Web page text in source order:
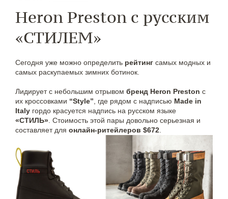
Heron Preston с русским
«СТИЛЕМ»
Сегодня уже можно определить рейтинг самых модных и
самых раскупаемых зимних ботинок.
Лидирует с небольшим отрывом бренд Heron Preston с
их кроссовками “Style” , где рядом с надписью Made in
Italy гордо красуется надпись на русском языке
«СТИЛЬ» . Стоимость этой пары довольно серьезная и
составляет для онлайн-ритейлеров $672